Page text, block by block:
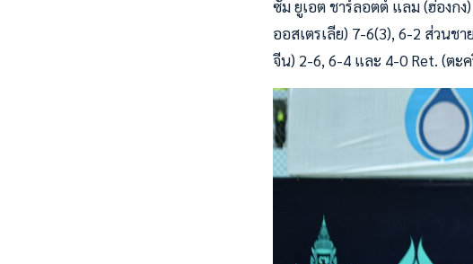
ซัม ยูเอต ชาร์ลอตต์ แลม (ฮ่องก
ออสเตรเลีย) 7-6(3), 6-2 ส่วนช
จีน) 2-6, 6-4 และ 4-0 Ret. (ตะ